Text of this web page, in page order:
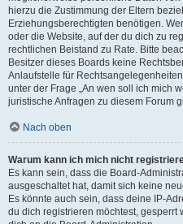
hierzu die Zustimmung der Eltern
Erziehungsberechtigten benötigen.
oder die Website, auf der du dich zu
rechtlichen Beistand zu Rate. Bitte
Besitzer dieses Boards keine
Anlaufstelle für
unter der Frage „An wen soll ich mich
juristische Anfragen zu diesem Forum
Nach oben
Warum kann ich mich nicht
Es kann sein, dass die Board-
ausgeschaltet hat, damit sich keine
Es könnte auch sein, dass deine IP-
du dich registrieren möchtest, gesperrt